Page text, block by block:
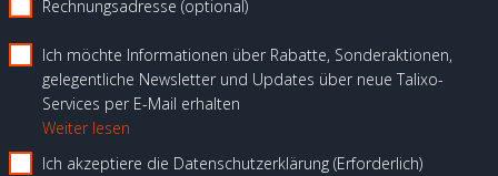
Rechnungsadresse (optional)
Ich möchte Informationen über Rabatte, Sonderaktionen,
gelegentliche Newsletter und Updates über neue Talixo-
Services per E-Mail erhalten
Weiter lesen
Ich akzeptiere die Datenschutzerklärung Erforderlich